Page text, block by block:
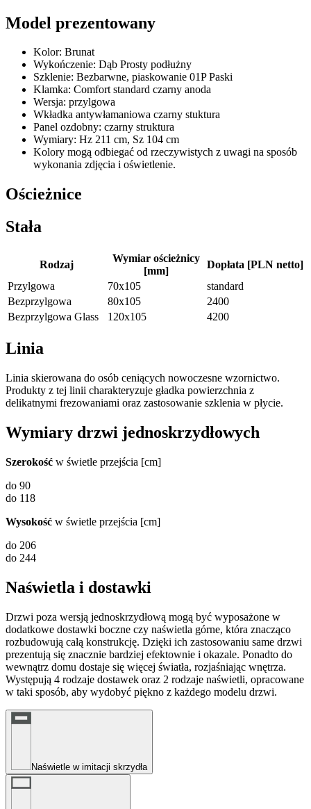
Model prezentowany
Kolor: Brunat
Wykończenie: Dąb Prosty podłużny
Szklenie: Bezbarwne, piaskowanie 01P Paski
Klamka: Comfort standard czarny anoda
Wersja: przylgowa
Wkładka antywłamaniowa czarny stuktura
Panel ozdobny: czarny struktura
Wymiary: Hz 211 cm, Sz 104 cm
Kolory mogą odbiegać od rzeczywistych z uwagi na sposób
wykonania zdjęcia i oświetlenie.
Ościeżnice
Stała
Rodzaj
Wymiar ościeżnicy
[mm]
Dopłata [PLN netto]
Przylgowa
70x105
standard
Bezprzylgowa
80x105
2400
Bezprzylgowa Glass
120x105 4200
Linia
Linia skierowana do osób ceniących nowoczesne wzornictwo.
Produkty z tej linii charakteryzuje gładka powierzchnia z
delikatnymi frezowaniami oraz zastosowanie szklenia w płycie.
Wymiary drzwi jednoskrzydłowych
Szerokość w świetle przejścia [cm]
do 90
do 118
Wysokość w świetle przejścia [cm]
do 206
do 244
Naświetla i dostawki
Drzwi poza wersją jednoskrzydłową mogą być wyposażone w
dodatkowe dostawki boczne czy naświetla górne, która znacząco
rozbudowują całą konstrukcję. Dzięki ich zastosowaniu same drzwi
prezentują się znacznie bardziej efektownie i okazale. Ponadto do
wewnątrz domu dostaje się więcej światła, rozjaśniając wnętrza.
Występują 4 rodzaje dostawek oraz 2 rodzaje naświetli, opracowane
w taki sposób, aby wydobyć piękno z każdego modelu drzwi.
Naświetle w imitacji skrzydła